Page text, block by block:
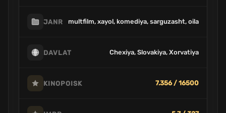
JANR multfilm, xayol, komediya, sarguzasht, oila
DAVLAT Chexiya, Slovakiya, Xorvatiya
KINOPOISK 7.356 / 16500